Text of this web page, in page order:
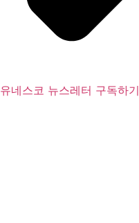
유네스코 뉴스레터 구독하기